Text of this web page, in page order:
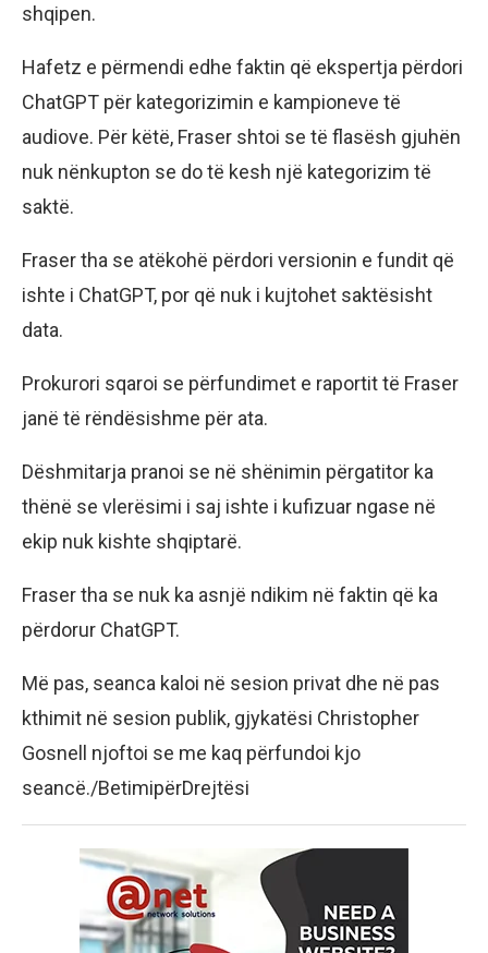
shqipen.
Hafetz e përmendi edhe faktin që ekspertja përdori
ChatGPT për kategorizimin e kampioneve të
audiove. Për këtë, Fraser shtoi se të flasësh gjuhën
nuk nënkupton se do të kesh një kategorizim të
saktë.
Fraser tha se atëkohë përdori versionin e fundit që
ishte i ChatGPT, por që nuk i kujtohet saktësisht
data.
Prokurori sqaroi se përfundimet e raportit të Fraser
janë të rëndësishme për ata.
Dëshmitarja pranoi se në shënimin përgatitor ka
thënë se vlerësimi i saj ishte i kufizuar ngase në
ekip nuk kishte shqiptarë.
Fraser tha se nuk ka asnjë ndikim në faktin që ka
përdorur ChatGPT.
Më pas, seanca kaloi në sesion privat dhe në pas
kthimit në sesion publik, gjykatësi Christopher
Gosnell njoftoi se me kaq përfundoi kjo
seancë./BetimipërDrejtësi